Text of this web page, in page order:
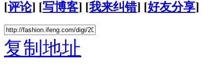
[评论] [写博客] [我来纠错] [好友分享]
复制地址